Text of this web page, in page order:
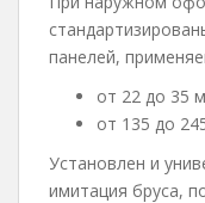
панелей,
от 22 до 35
от 135 до
Установлен и
имитация бруса,